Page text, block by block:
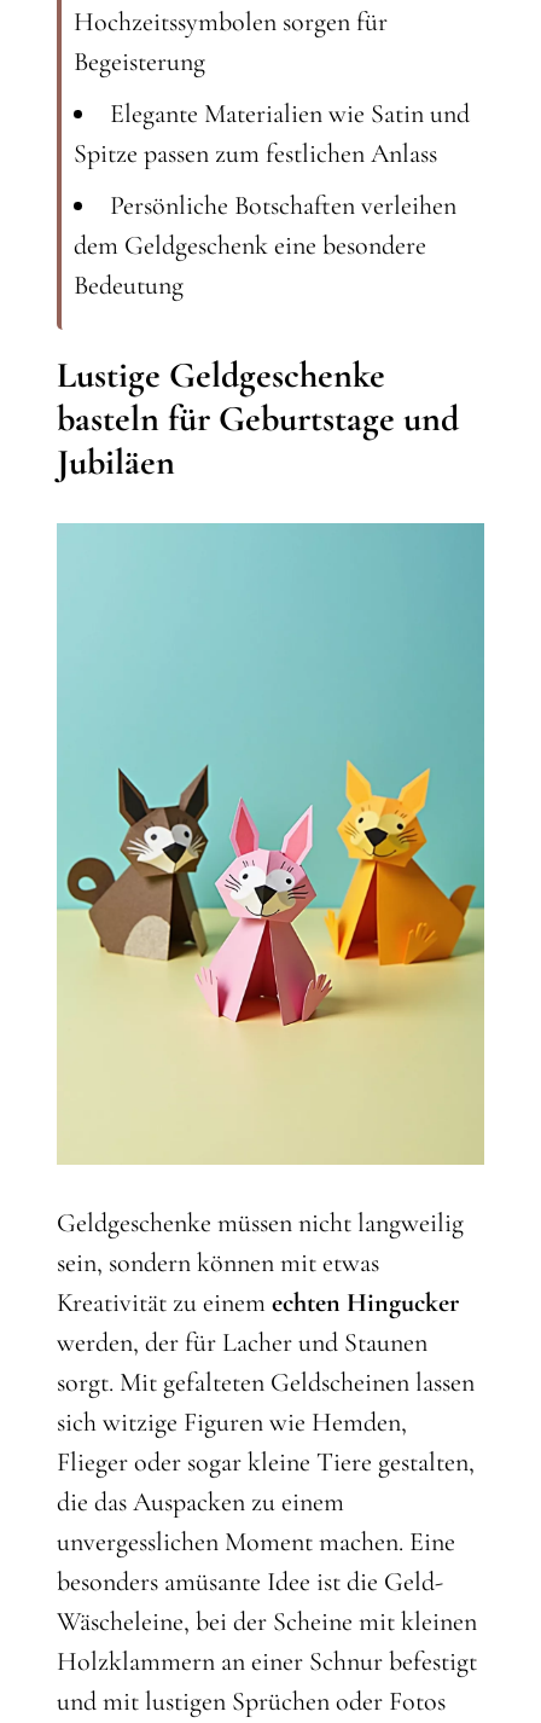
Hochzeitssymbolen sorgen für
Begeisterung
Elegante Materialien wie Satin und
Spitze passen zum festlichen Anlass
Persönliche Botschaften verleihen
dem Geldgeschenk eine besondere
Bedeutung
Lustige Geldgeschenke
basteln für Geburtstage und
Jubiläen
Geldgeschenke müssen nicht langweilig
sein, sondern können mit etwas
Kreativität zu einemechten Hingucker
werden, der für Lacher und Staunen
sorgt. Mit gefalteten Geldscheinen lassen
sich witzige Figuren wie Hemden,
Flieger oder sogar kleine Tiere gestalten,
die das Auspacken zu einem
unvergesslichen Moment machen. Eine
besonders amüsante Idee ist die Geld-
Wäscheleine, bei der Scheine mit kleinen
Holzklammern an einer Schnur befestigt
und mit lustigen Sprüchen oder Fotos